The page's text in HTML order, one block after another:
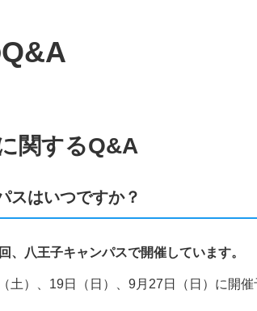
関するQ&A
スはいつですか？
、八王子キャンパスで開催しています。
土）、19日（日）、9月27日（日）に開